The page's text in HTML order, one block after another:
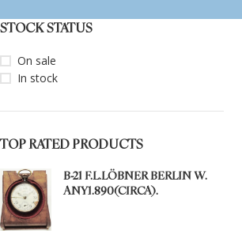
STOCK STATUS
On sale
In stock
TOP RATED PRODUCTS
B-21 F.L.LÖBNER BERLIN W.
ANY1.890(CIRCA).